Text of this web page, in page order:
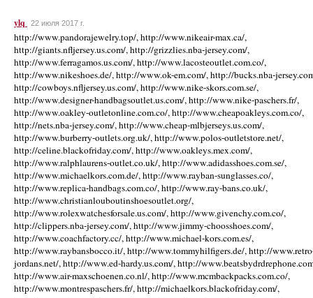
ylq 22 июля 2017 г.
http://www.pandorajewelry.top/, http://www.nikeair-max.ca/,
http://giants.nfljersey.us.com/, http://grizzlies.nba-jersey.com/,
http://www.ferragamos.us.com/, http://www.lacosteoutlet.com.co/,
http://www.nikeshoes.de/, http://www.ok-em.com/, http://bucks.nba-
http://cowboys.nfljersey.us.com/, http://www.nike-skors.com.se/,
http://www.designer-handbagsoutlet.us.com/, http://www.nike-paschers.fr/,
http://www.oakley-outletonline.com.co/, http://www.cheapoakleys.com.co/,
http://nets.nba-jersey.com/, http://www.cheap-mlbjerseys.us.com/,
http://www.burberry-outlets.org.uk/, http://www.polos-outletstore.net/,
http://celine.blackofriday.com/, http://www.oakleys.mex.com/,
http://www.ralphlaurens-outlet.co.uk/, http://www.adidasshoes.com.se/,
http://www.michaelkors.com.de/, http://www.rayban-sunglasses.co/,
http://www.replica-handbags.com.co/, http://www.ray-bans.co.uk/,
http://www.christianlouboutinshoesoutlet.org/,
http://www.rolexwatchesforsale.us.com/, http://www.givenchy.com.co/,
http://clippers.nba-jersey.com/, http://www.jimmy-choosshoes.com/,
http://www.coachfactory.cc/, http://www.michael-kors.com.es/,
http://www.raybansbocco.it/, http://www.tommyhilfigers.de/, http://
jordans.net/, http://www.ed-hardy.us.com/, http://
http://www.air-maxschoenen.co.nl/, http://www.mcmbackpacks.com.co/,
http://www.montrespaschers.fr/, http://michaelkors.blackofriday.com/,